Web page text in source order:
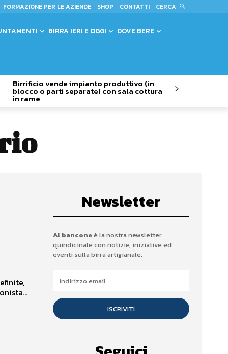
FORMAZIONE PER LE AZIENDE SHOP CONTATTI CERCA
BIRRA IERI E OGGI DOVE BERE
Birrificio vende impianto produttivo (in
blocco o parti separate) con sala cottura
in rame
Newsletter
Al banconeè la nostra newsletter
quindicinale con notizie, iniziative ed
eventi sulla birra artigianale.
ISCRIVITI